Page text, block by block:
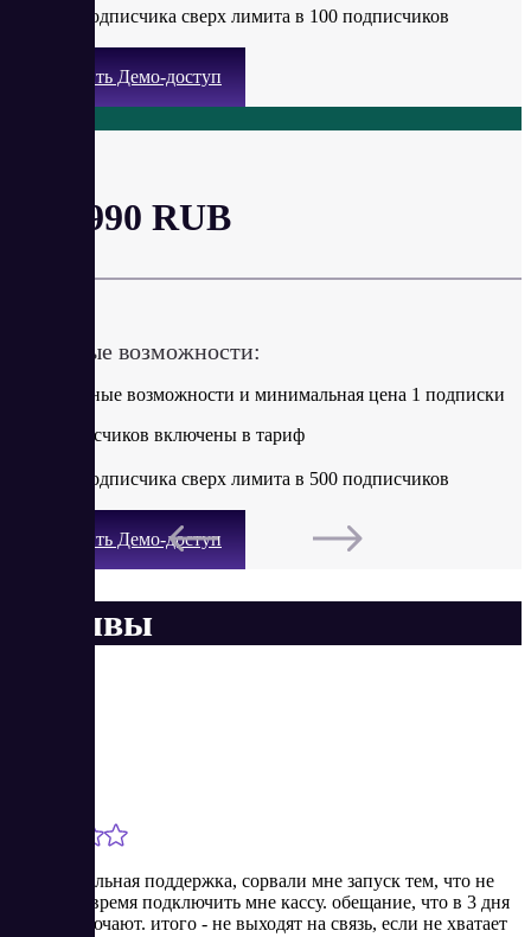
+30 ₽ за подписчика сверх лимита в 100 подписчиков
Получить Демо-доступ
от 9 990 RUB
Ключевые возможности:
Расширенные возможности и минимальная цена 1 подписки
500 подписчиков включены в тариф
+20 ₽ за подписчика сверх лимита в 500 подписчиков
Получить Демо-доступ
Отзывы
Отвратительная поддержка, сорвали мне запуск тем, что не
смогли вовремя подключить мне кассу. обещание, что в 3 дня
все подключают. итого - не выходят на связь, если не хватает